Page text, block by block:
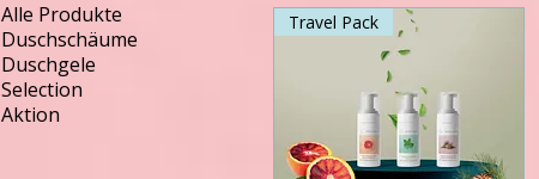
Alle Produkte
Duschschäume
Duschgele
Selection
Aktion
Travel Pack